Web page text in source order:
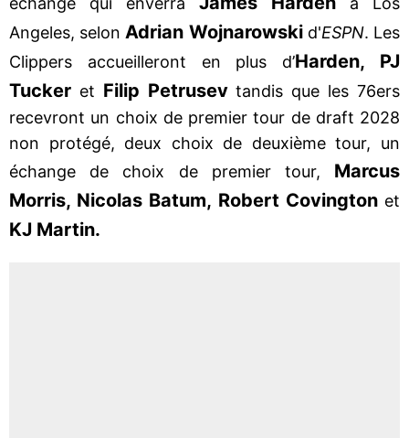
Angeles, selon Adrian Wojnarowskid'ESPN. Les
Clippers accueilleront en plus d’Harden, PJ
Tucker et Filip Petrusevtandis que les 76ers
recevront un choix de premier tour de draft 2028
non protégé, deux choix de deuxième tour, un
échange de choix de premier tour, Marcus
Morris, Nicolas Batum, Robert Covington et
KJ Martin.